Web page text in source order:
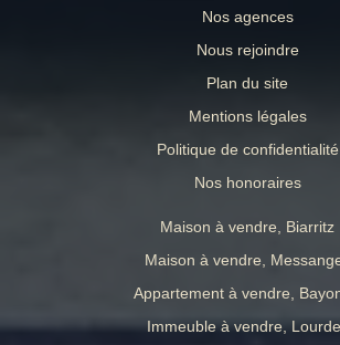
Nos agences
Nous rejoindre
Plan du site
Mentions légales
Politique de confidentialité
Nos honoraires
Maison à vendre, Biarritz
Maison à vendre,
Appartement à vendre,
Immeuble à vendre,